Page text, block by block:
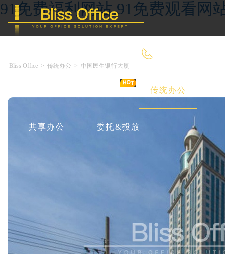
91免费福利网站,91免费观看网
传统办公
共享办公 委托&投放
Bliss Office > 传统办公 > 中国民生银行大厦